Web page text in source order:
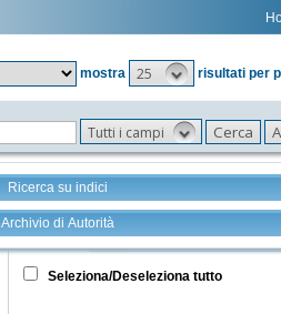
mostra
25 risultati per
Tutti i campi
Ricerca su indici
Archivio di Autorità
Tutto +
Seleziona/Deseleziona tutto